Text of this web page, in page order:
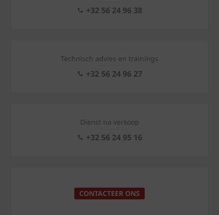
+32 56 24 96 38
Technisch advies en trainings
+32 56 24 96 27
Dienst na verkoop
+32 56 24 95 16
CONTACTEER ONS